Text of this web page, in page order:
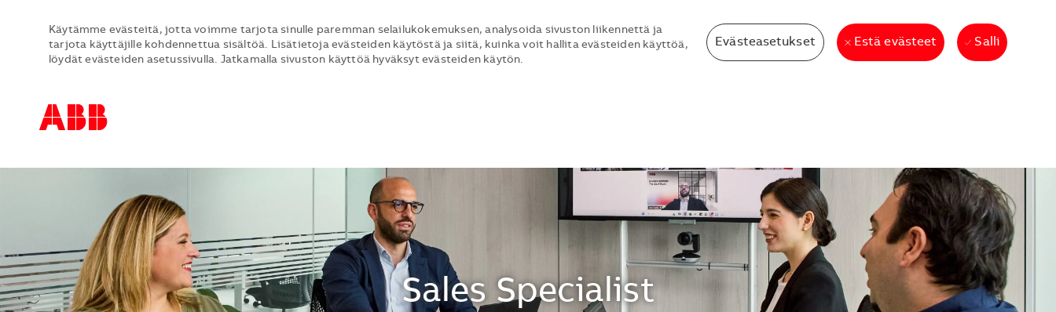
Käytämme evästeitä, jotta voimme tarjota sinulle paremman selailukokemuksen, analysoida sivuston liikennettä ja
tarjota käyttäjille kohdennettua sisältöä. Lisätietoja evästeiden käytöstä ja siitä, kuinka voit hallita evästeiden käyttöä,
löydät evästeiden asetussivulla. Jatkamalla sivuston käyttöä hyväksyt evästeiden käytön.
Evästeasetukset Estä evästeet Salli
Sales Specialist